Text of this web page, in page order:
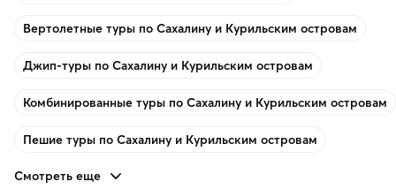
Вертолетные туры по Сахалину и Курильским островам
Джип-туры по Сахалину и Курильским островам
Комбинированные туры по Сахалину и Курильским островам
Пешие туры по Сахалину и Курильским островам
Смотреть еще